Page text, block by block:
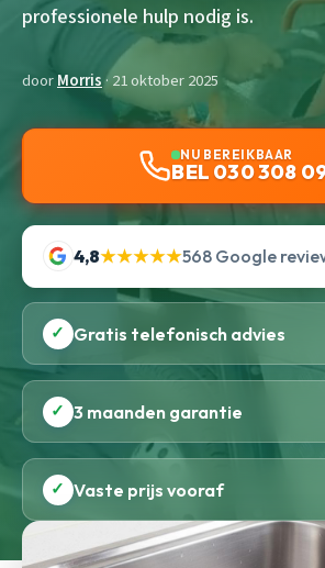
professionele hulp nodig is.
doorMorris· 21 oktober 2025
NU BEREIKBAAR
BEL 030 308
4,8★★★★★568 Google
✓ Gratis telefonisch advies
✓ 3 maanden garantie
✓ Vaste prijs vooraf